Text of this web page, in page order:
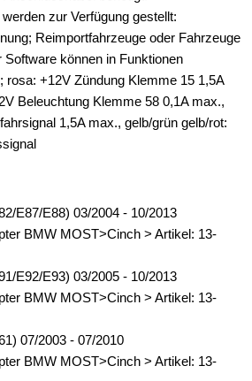
zur Verfügung gestellt:
Reimportfahrzeuge oder Fahrzeuge
Software können in Funktionen
rosa: +12V Zündung Klemme 15 1,5A
Beleuchtung Klemme 58 0,1A max.,
1,5A max., gelb/grün gelb/rot:
E87/E88) 03/2004 - 10/2013
BMW MOST>Cinch > Artikel: 13-
E92/E93) 03/2005 - 10/2013
BMW MOST>Cinch > Artikel: 13-
07/2003 - 07/2010
BMW MOST>Cinch > Artikel: 13-